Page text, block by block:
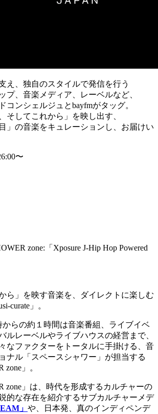
え、独自のスタイルで発信を行う
プ、音楽メディア、レーベルなど、
コンシェルジュとbayfmがタッグ。
そしてこれから」を映し出す、
」の音楽をキュレーションし、お届けい
〜
zone:「Xposure J-Hip Hop Powered
ら」を映す音楽を、ダイレクトに楽しむ
curate」。
らの約１時間は音楽番組、ライブイベ
ルレーベルやライブハウスの経営まで、
なファクターをトータルに手掛ける、音
ナル「スペースシャワー」が担当する
zone」。
zone」は、時代を形成するカルチャーの
的な存在を紹介するサブカルチャーメデ
」 や、日本発、真のインディペンデ